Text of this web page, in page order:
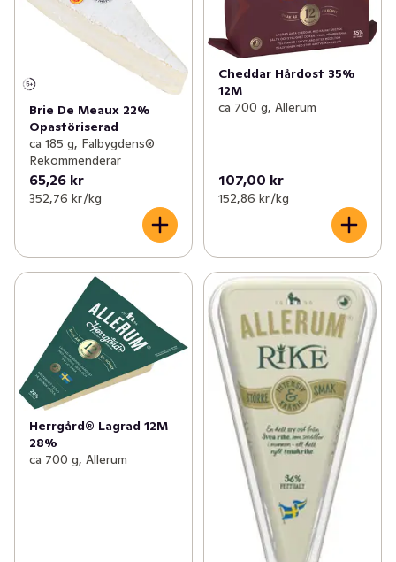
Brie De Meaux 22%
Opastöriserad
ca 185 g, Falbygdens®
Rekommenderar
65,26 kr
352,76 kr /kg
Cheddar Hårdost 35%
12M
ca 700 g, Allerum
107,00 kr
152,86 kr /kg
Herrgård® Lagrad 12M
28%
ca 700 g, Allerum